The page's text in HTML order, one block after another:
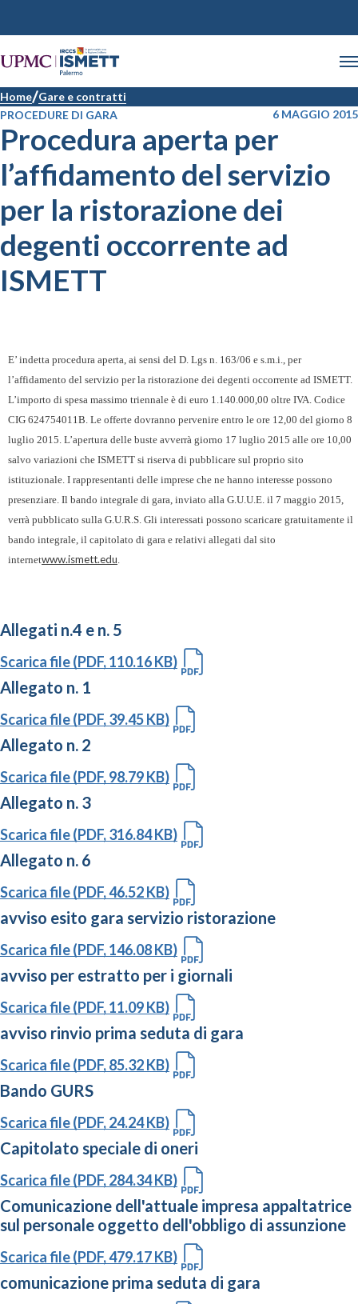
Home Gare e contratti
PROCEDURE DI GARA
6 MAGGIO 2015
Procedura aperta per
l’affidamento del servizio
per la ristorazione dei
degenti occorrente ad
ISMETT
E’ indetta procedura aperta, ai sensi del D. Lgs n. 163/06 e s.m.i., per
l’affidamento del servizio per la ristorazione dei degenti occorrente ad ISMETT.
L’importo di spesa massimo triennale è di euro 1.140.000,00 oltre IVA. Codice
CIG 624754011B. Le offerte dovranno pervenire entro le ore 12,00 del giorno 8
luglio 2015. L’apertura delle buste avverrà giorno 17 luglio 2015 alle ore 10,00
salvo variazioni che ISMETT si riserva di pubblicare sul proprio sito
istituzionale. I rappresentanti delle imprese che ne hanno interesse possono
presenziare. Il bando integrale di gara, inviato alla G.U.U.E. il 7 maggio 2015,
verrà pubblicato sulla G.U.R.S. Gli interessati possono scaricare gratuitamente il
bando integrale, il capitolato di gara e relativi allegati dal sito
internetwww.ismett.edu.
Allegati n.4 e n. 5
Scarica file (PDF, 110.16 KB)
Allegato n. 1
Scarica file (PDF, 39.45 KB)
Allegato n. 2
Scarica file (PDF, 98.79 KB)
Allegato n. 3
Scarica file (PDF, 316.84 KB)
Allegato n. 6
Scarica file (PDF, 46.52 KB)
avviso esito gara servizio ristorazione
Scarica file (PDF, 146.08 KB)
avviso per estratto per i giornali
Scarica file (PDF, 11.09 KB)
avviso rinvio prima seduta di gara
Scarica file (PDF, 85.32 KB)
Bando GURS
Scarica file (PDF, 24.24 KB)
Capitolato speciale di oneri
Scarica file (PDF, 284.34 KB)
Comunicazione dell'attuale impresa appaltatrice
sul personale oggetto dell'obbligo di assunzione
Scarica file (PDF, 479.17 KB)
comunicazione prima seduta di gara